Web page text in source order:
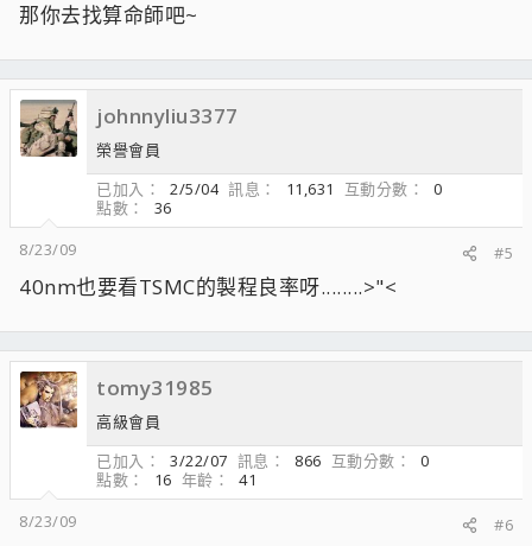
那你去找算命師吧~
johnnyliu3377
榮譽會員
已加入
2/5/04 訊息 11,631 互動分數
0
點數
36
8/23/09
#5
40nm也要看TSMC的製程良率呀........>"<
tomy31985
高級會員
已加入
3/22/07 訊息 866 互動分數
0
點數
16 年齡
41
8/23/09
#6